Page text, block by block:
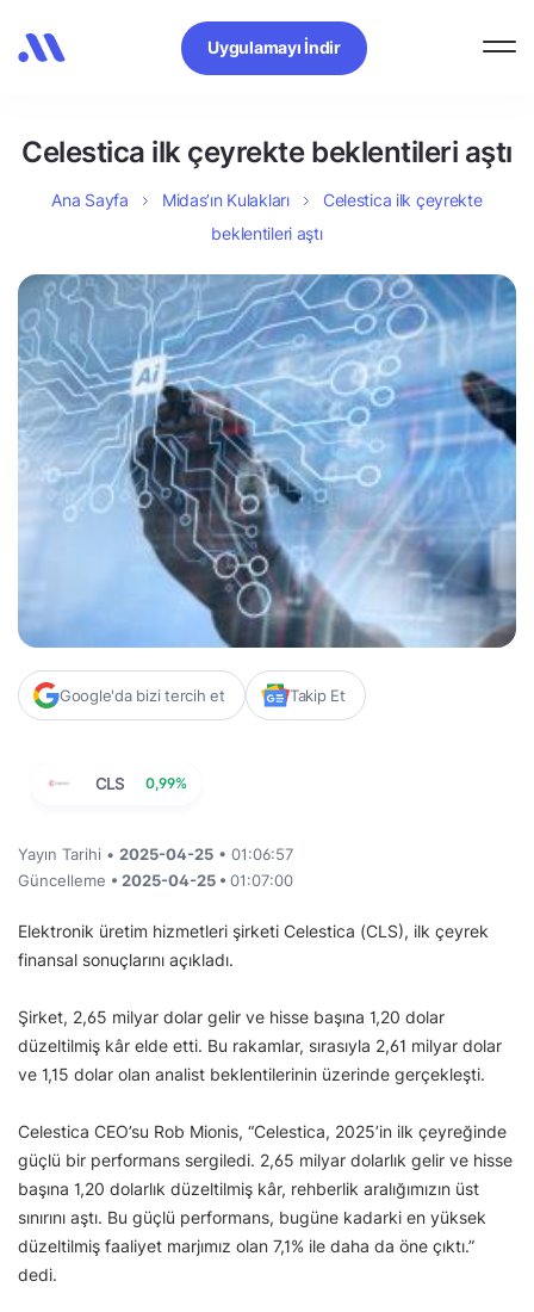
Uygulamayı İndir
Celestica ilk çeyrekte beklentileri aştı
Ana Sayfa Midas’ın Kulakları
Celestica ilk çeyrekte
beklentileri aştı
Google'da bizi tercih et Takip Et
CLS 0,99%
Yayın Tarihi • 2025-04-25 • 01:06:57
Güncelleme • 2025-04-25 • 01:07:00
Elektronik üretim hizmetleri şirketi Celestica (CLS), ilk çeyrek
finansal sonuçlarını açıkladı.
Şirket, 2,65 milyar dolar gelir ve hisse başına 1,20 dolar
düzeltilmiş kâr elde etti. Bu rakamlar, sırasıyla 2,61 milyar dolar
ve 1,15 dolar olan analist beklentilerinin üzerinde gerçekleşti.
Celestica CEO’su Rob Mionis, “Celestica, 2025’in ilk çeyreğinde
güçlü bir performans sergiledi. 2,65 milyar dolarlık gelir ve hisse
başına 1,20 dolarlık düzeltilmiş kâr, rehberlik aralığımızın üst
sınırını aştı. Bu güçlü performans, bugüne kadarki en yüksek
düzeltilmiş faaliyet marjımız olan 7,1% ile daha da öne çıktı.”
dedi.